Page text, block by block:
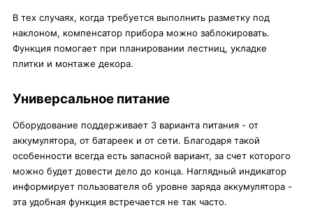
В тех случаях, когда требуется выполнить разметку под
наклоном, компенсатор прибора можно заблокировать.
Функция помогает при планировании лестниц, укладке
плитки и монтаже декора.
Универсальное питание
Оборудование поддерживает 3 варианта питания - от
аккумулятора, от батареек и от сети. Благодаря такой
особенности всегда есть запасной вариант, за счет которого
можно будет довести дело до конца. Наглядный индикатор
информирует пользователя об уровне заряда аккумулятора -
эта удобная функция встречается не так часто.